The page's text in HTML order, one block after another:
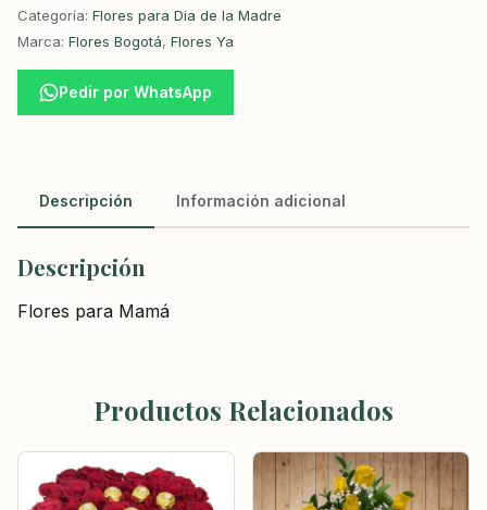
Categoría: Flores para Dia de la Madre
Marca: Flores Bogotá, Flores Ya
Pedir por WhatsApp
Descripción Información adicional
Descripción
Flores para Mamá
Productos Relacionados